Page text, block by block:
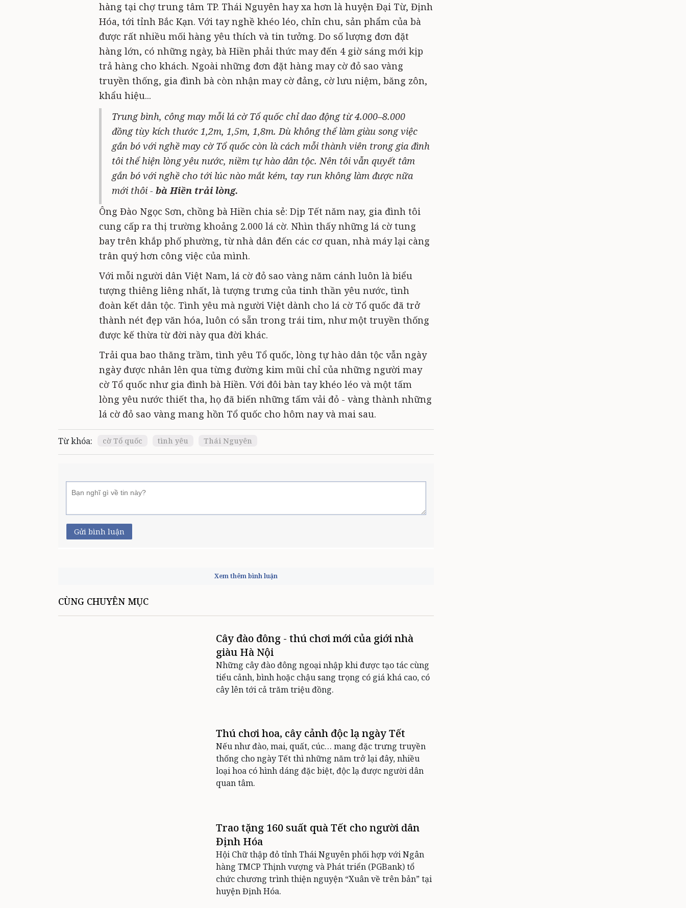
hàng tại chợ trung tâm TP. Thái Nguyên hay xa hơn là huyện Đại Từ, Định
Hóa, tới tỉnh Bắc Kạn. Với tay nghề khéo léo, chỉn chu, sản phẩm của bà
được rất nhiều mối hàng yêu thích và tin tưởng. Do số lượng đơn đặt
hàng lớn, có những ngày, bà Hiền phải thức may đến 4 giờ sáng mới kịp
trả hàng cho khách. Ngoài những đơn đặt hàng may cờ đỏ sao vàng
truyền thống, gia đình bà còn nhận may cờ đảng, cờ lưu niệm, băng zôn,
khẩu hiệu...
Trung bình, công may mỗi lá cờ Tổ quốc chỉ dao động từ 4.000–8.000
đồng tùy kích thước 1,2m, 1,5m, 1,8m. Dù không thể làm giàu song việc
gắn bó với nghề may cờ Tổ quốc còn là cách mỗi thành viên trong gia đình
tôi thể hiện lòng yêu nước, niềm tự hào dân tộc. Nên tôi vẫn quyết tâm
gắn bó với nghề cho tới lúc nào mắt kém, tay run không làm được nữa
mới thôi - bà Hiền trải lòng.
Ông Đào Ngọc Sơn, chồng bà Hiền chia sẻ: Dịp Tết năm nay, gia đình tôi
cung cấp ra thị trường khoảng 2.000 lá cờ. Nhìn thấy những lá cờ tung
bay trên khắp phố phường, từ nhà dân đến các cơ quan, nhà máy lại càng
trân quý hơn công việc của mình.
Với mỗi người dân Việt Nam, lá cờ đỏ sao vàng năm cánh luôn là biểu
tượng thiêng liêng nhất, là tượng trưng của tinh thần yêu nước, tình
đoàn kết dân tộc. Tình yêu mà người Việt dành cho lá cờ Tổ quốc đã trở
thành nét đẹp văn hóa, luôn có sẵn trong trái tim, như một truyền thống
được kế thừa từ đời này qua đời khác.
Trải qua bao thăng trầm, tình yêu Tổ quốc, lòng tự hào dân tộc vẫn ngày
ngày được nhân lên qua từng đường kim mũi chỉ của những người may
cờ Tổ quốc như gia đình bà Hiền. Với đôi bàn tay khéo léo và một tấm
lòng yêu nước thiết tha, họ đã biến những tấm vải đỏ - vàng thành những
lá cờ đỏ sao vàng mang hồn Tổ quốc cho hôm nay và mai sau.
Từ khóa: cờ Tổ quốc tình yêu Thái Nguyên
Gửi bình luận
Xem thêm bình luận
CÙNG CHUYÊN MỤC
Cây đào đông - thú chơi mới của giới nhà
giàu Hà Nội
Những cây đào đông ngoại nhập khi được tạo tác cùng
tiểu cảnh, bình hoặc chậu sang trọng có giá khá cao, có
cây lên tới cả trăm triệu đồng.
Thú chơi hoa, cây cảnh độc lạ ngày Tết
Nếu như đào, mai, quất, cúc… mang đặc trưng truyền
thống cho ngày Tết thì những năm trở lại đây, nhiều
loại hoa có hình dáng đặc biệt, độc lạ được người dân
quan tâm.
Trao tặng 160 suất quà Tết cho người dân
Định Hóa
Hội Chữ thập đỏ tỉnh Thái Nguyên phối hợp với Ngân
hàng TMCP Thịnh vượng và Phát triển (PGBank) tổ
chức chương trình thiện nguyện “Xuân về trên bản” tại
huyện Định Hóa.